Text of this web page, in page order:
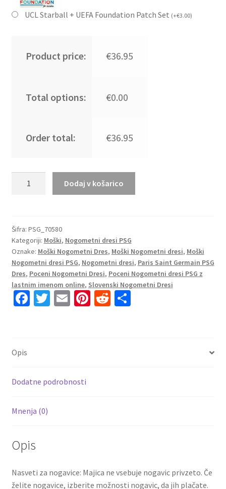
UCL Starball + UEFA Foundation Patch Set (+€3.00)
Product price: €36.95
Total options: €0.00
Order total: €36.95
Saint-
Germain
PSG
Gostujoči
22-
23
Kratek
hlače
31
Dodaj v košarico
Šifra: PSG_70580
Kategoriji: Moški, Nogometni dresi PSG
Oznake: Moški Nogometni Dres, Moški Nogometni dresi, Moški
Nogometni dresi PSG, Nogometni dresi, Paris Saint Germain PSG
Dres, Poceni Nogometni Dresi, Poceni Nogometni dresi PSG z
lastnim imenom online, Slovenski Nogometni Dresi
Fa
k
T E Pi R S
Opis
Dodatne podrobnosti
Mnenja (0)
Opis
Nasveti za nogavice: Majica ne vsebuje nogavic privzeto. Če
želite nogavice, izberite možnosti nogavic, da jih plačate.